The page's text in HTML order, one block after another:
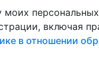
моих
включая
в отношении